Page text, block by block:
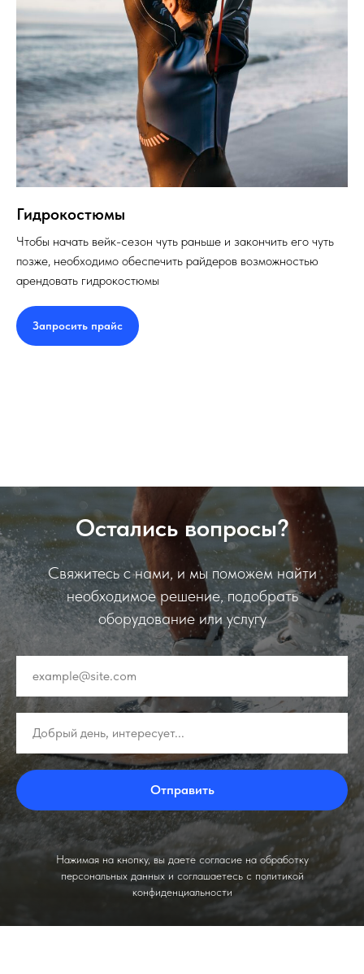
Гидрокостюмы
Чтобы начать вейк-сезон чуть раньше и закончить его чуть
позже, необходимо обеспечить райдеров возможностью
арендовать гидрокостюмы
Запросить прайс
Остались вопросы?
Свяжитесь с нами, и мы поможем найти
необходимое решение, подобрать
оборудование или услугу
example@site.com
Добрый день, интересует...
Отправить
Нажимая на кнопку, вы даете согласие на обработку
персональных данных и соглашаетесь c политикой
конфиденциальности